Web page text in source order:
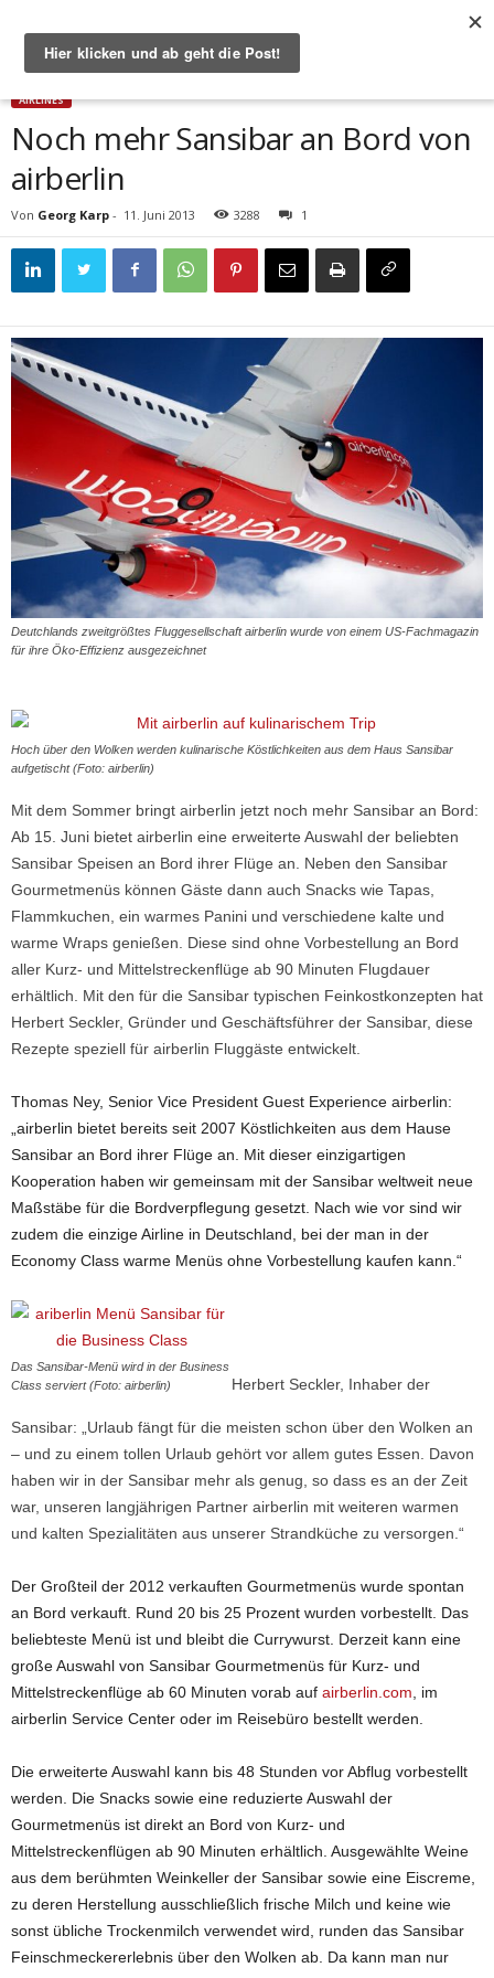
Start Airlines Noch mehr Sansibar an Bord von airberlin
AIRLINES
Noch mehr Sansibar an Bord von
airberlin
Von Georg Karp - 11. Juni 2013 3288 1
Deutchlands zweitgrößtes Fluggesellschaft airberlin wurde von einem US-Fachmagazin
für ihre Öko-Effizienz ausgezeichnet
Hoch über den Wolken werden kulinarische Köstlichkeiten aus dem Haus Sansibar
aufgetischt (Foto: airberlin)
Mit dem Sommer bringt airberlin jetzt noch mehr Sansibar an Bord:
Ab 15. Juni bietet airberlin eine erweiterte Auswahl der beliebten
Sansibar Speisen an Bord ihrer Flüge an. Neben den Sansibar
Gourmetmenüs können Gäste dann auch Snacks wie Tapas,
Flammkuchen, ein warmes Panini und verschiedene kalte und
warme Wraps genießen. Diese sind ohne Vorbestellung an Bord
aller Kurz- und Mittelstreckenflüge ab 90 Minuten Flugdauer
erhältlich. Mit den für die Sansibar typischen Feinkostkonzepten hat
Herbert Seckler, Gründer und Geschäftsführer der Sansibar, diese
Rezepte speziell für airberlin Fluggäste entwickelt.
Thomas Ney, Senior Vice President Guest Experience airberlin:
„airberlin bietet bereits seit 2007 Köstlichkeiten aus dem Hause
Sansibar an Bord ihrer Flüge an. Mit dieser einzigartigen
Kooperation haben wir gemeinsam mit der Sansibar weltweit neue
Maßstäbe für die Bordverpflegung gesetzt. Nach wie vor sind wir
zudem die einzige Airline in Deutschland, bei der man in der
Economy Class warme Menüs ohne Vorbestellung kaufen kann.“
Das Sansibar-Menü wird in der Business
Class serviert (Foto: airberlin)
Herbert Seckler, Inhaber der
Sansibar: „Urlaub fängt für die meisten schon über den Wolken an
– und zu einem tollen Urlaub gehört vor allem gutes Essen. Davon
haben wir in der Sansibar mehr als genug, so dass es an der Zeit
war, unseren langjährigen Partner airberlin mit weiteren warmen
und kalten Spezialitäten aus unserer Strandküche zu versorgen.“
Der Großteil der 2012 verkauften Gourmetmenüs wurde spontan
an Bord verkauft. Rund 20 bis 25 Prozent wurden vorbestellt. Das
beliebteste Menü ist und bleibt die Currywurst. Derzeit kann eine
große Auswahl von Sansibar Gourmetmenüs für Kurz- und
Mittelstreckenflüge ab 60 Minuten vorab auf airberlin.com , im
airberlin Service Center oder im Reisebüro bestellt werden.
Die erweiterte Auswahl kann bis 48 Stunden vor Abflug vorbestellt
werden. Die Snacks sowie eine reduzierte Auswahl der
Gourmetmenüs ist direkt an Bord von Kurz- und
Mittelstreckenflügen ab 90 Minuten erhältlich. Ausgewählte Weine
aus dem berühmten Weinkeller der Sansibar sowie eine Eiscreme,
zu deren Herstellung ausschließlich frische Milch und keine wie
sonst übliche Trockenmilch verwendet wird, runden das Sansibar
Feinschmeckererlebnis über den Wolken ab. Da kann man nur